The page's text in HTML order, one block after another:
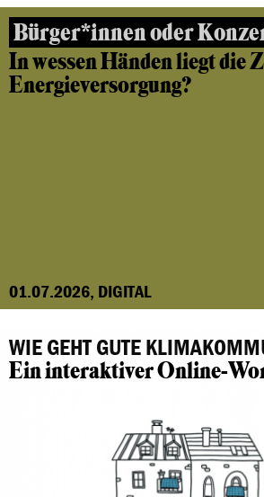
Bürger*innen oder
In wessen Händen liegt die
Energieversorgung?
01.07.2026, DIGITAL
WIE GEHT GUTE
Ein interaktiver Online-